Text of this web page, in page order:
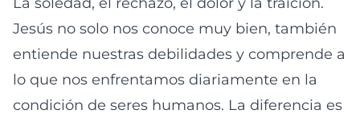
Jesús no solo nos conoce muy bien, también
entiende nuestras debilidades y comprende a
lo que nos enfrentamos diariamente en la
condición de seres humanos. La diferencia es